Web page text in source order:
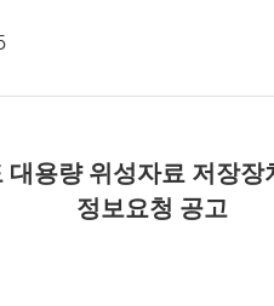
대용량 위성자료 저장장
정보요청 공고